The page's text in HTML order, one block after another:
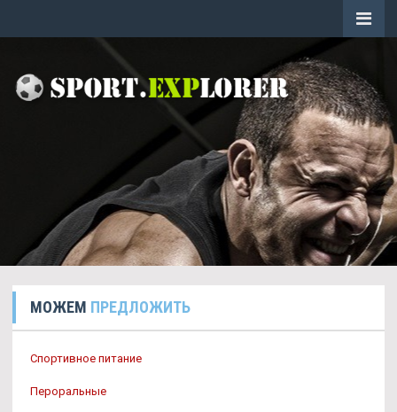
МОЖЕМ ПРЕДЛОЖИТЬ
Спортивное питание
Пероральные